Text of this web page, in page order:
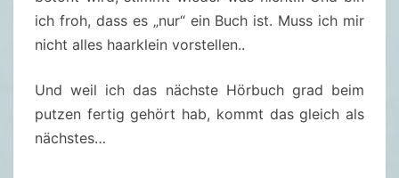
R
G
ich froh, dass es „nur“ ein Buch ist. Muss ich mir
nicht alles haarklein vorstellen..
Und weil ich das nächste Hörbuch grad beim
putzen fertig gehört hab, kommt das gleich als
nächstes…